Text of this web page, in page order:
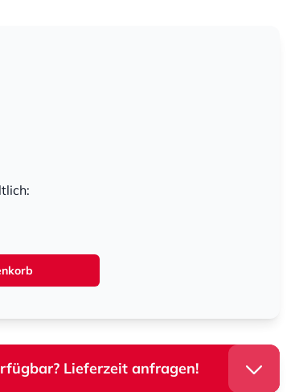
Lieferzeit anfragen!